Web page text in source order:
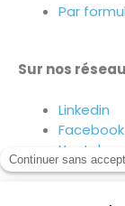
Par
Sur nos
Linkedin
Facebook
Youtube